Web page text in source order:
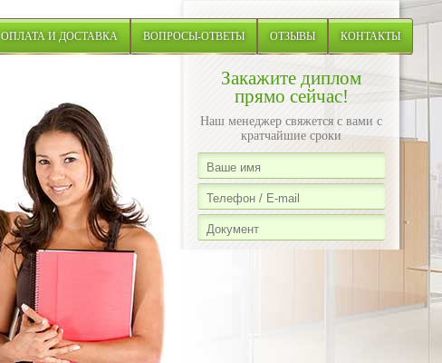
ОПЛАТА И ДОСТАВКА ВОПРОСЫ-ОТВЕТЫ ОТЗЫВЫ КОНТАКТЫ
Закажите диплом
прямо сейчас!
Наш менеджер свяжется с вами с
кратчайшие сроки